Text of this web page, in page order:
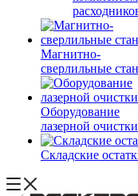
Магнитно-
сверлильные
Оборудование
лазерной очистки
Складские